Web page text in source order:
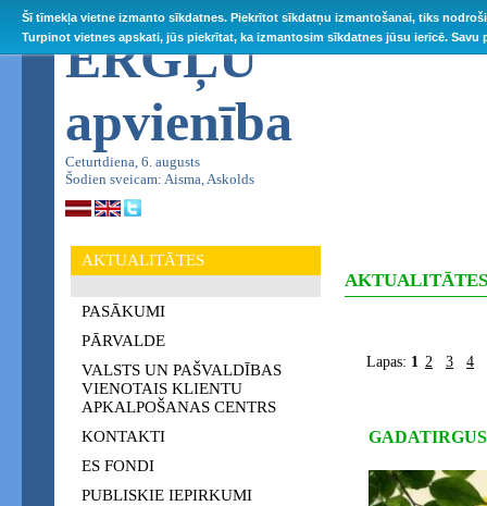
Šī tīmekļa vietne izmanto sīkdatnes. Piekrītot sīkdatņu izmantošanai, tiks
Turpinot vietnes apskati, jūs piekrītat, ka izmantosim sīkdatnes jūsu ierīcē.
ĒRGĻU
apvienība
Ceturtdiena, 6. augusts
Šodien sveicam: Aisma, Askolds
AKTUALITĀTES
PASĀKUMI
PĀRVALDE
VALSTS UN PAŠVALDĪBAS
VIENOTAIS KLIENTU
APKALPOŠANAS CENTRS
KONTAKTI
ES FONDI
PUBLISKIE IEPIRKUMI
AKTUALITĀTES
Lapas: 1 2 3 4